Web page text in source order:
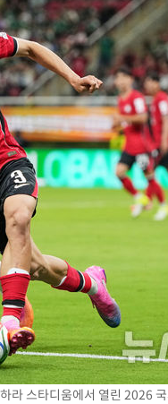
라 스타디움에서 열린 2026